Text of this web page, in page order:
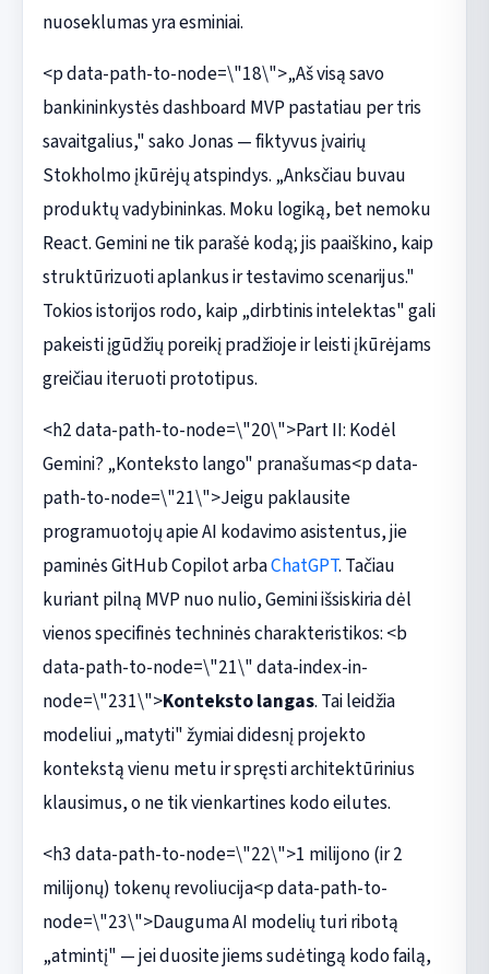
nuoseklumas yra esminiai.
<p data-path-to-node=\"18\">„Aš visą savo
bankininkystės dashboard MVP pastatiau per tris
savaitgalius," sako Jonas — fiktyvus įvairių
Stokholmo įkūrėjų atspindys. „Anksčiau buvau
produktų vadybininkas. Moku logiką, bet nemoku
React. Gemini ne tik parašė kodą; jis paaiškino, kaip
struktūrizuoti aplankus ir testavimo scenarijus."
Tokios istorijos rodo, kaip „dirbtinis intelektas" gali
pakeisti įgūdžių poreikį pradžioje ir leisti įkūrėjams
greičiau iteruoti prototipus.
<h2 data-path-to-node=\"20\">Part II: Kodėl
Gemini? „Konteksto lango" pranašumas<p data-
path-to-node=\"21\">Jeigu paklausite
programuotojų apie AI kodavimo asistentus, jie
paminės GitHub Copilot arbaChatGPT. Tačiau
kuriant pilną MVP nuo nulio, Gemini išsiskiria dėl
vienos specifinės techninės charakteristikos: <b
data-path-to-node=\"21\" data-index-in-
node=\"231\">Konteksto langas. Tai leidžia
modeliui „matyti" žymiai didesnį projekto
kontekstą vienu metu ir spręsti architektūrinius
klausimus, o ne tik vienkartines kodo eilutes.
<h3 data-path-to-node=\"22\">1 milijono (ir 2
milijonų) tokenų revoliucija<p data-path-to-
node=\"23\">Dauguma AI modelių turi ribotą
„atmintį" — jei duosite jiems sudėtingą kodo failą,